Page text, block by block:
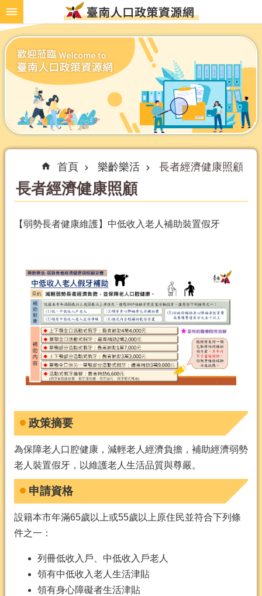
跳到主要內容區塊
首頁 樂齡樂活 長者經濟健康照顧
長者經濟健康照顧
【弱勢長者健康維護】中低收入老人補助裝置假牙
政策摘要
為保障老人口腔健康，減輕老人經濟負擔，補助經濟弱勢
老人裝置假牙，以維護老人生活品質與尊嚴。
申請資格
設籍本市年滿65歲以上或55歲以上原住民並符合下列條
件之一：
列冊低收入戶、中低收入戶老人
領有中低收入老人生活津貼
領有身心障礙者生活津貼